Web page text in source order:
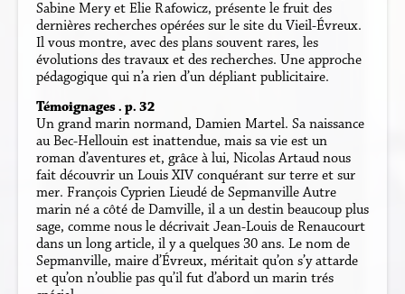
Sabine Mery et Elie Rafowicz, présente le fruit des
dernières recherches opérées sur le site du Vieil-Évreux.
Il vous montre, avec des plans souvent rares, les
évolutions des travaux et des recherches. Une approche
pédagogique qui n’a rien d’un dépliant publicitaire.
Témoignages . p. 32
Un grand marin normand, Damien Martel. Sa naissance
au Bec-Hellouin est inattendue, mais sa vie est un
roman d’aventures et, grâce à lui, Nicolas Artaud nous
fait découvrir un Louis XIV conquérant sur terre et sur
mer. François Cyprien Lieudé de Sepmanville Autre
marin né a côté de Damville, il a un destin beaucoup plus
sage, comme nous le décrivait Jean-Louis de Renaucourt
dans un long article, il y a quelques 30 ans. Le nom de
Sepmanville, maire d’Évreux, méritait qu’on s’y attarde
et qu’on n’oublie pas qu’il fut d’abord un marin trés